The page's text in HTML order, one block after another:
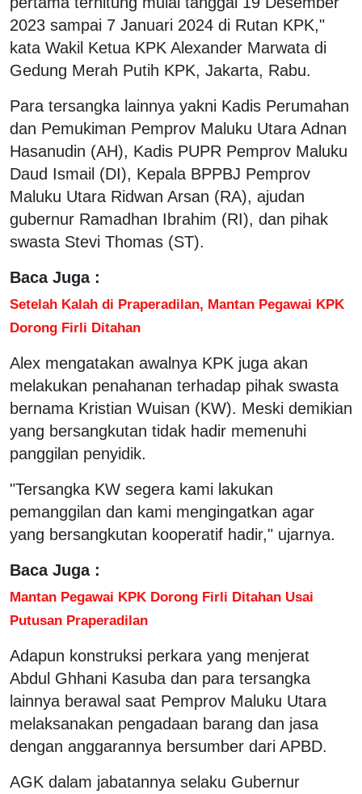
2023 sampai 7 Januari 2024 di Rutan KPK,"
kata Wakil Ketua KPK Alexander Marwata di
Gedung Merah Putih KPK, Jakarta, Rabu.
Para tersangka lainnya yakni Kadis Perumahan
dan Pemukiman Pemprov Maluku Utara Adnan
Hasanudin (AH), Kadis PUPR Pemprov Maluku
Daud Ismail (DI), Kepala BPPBJ Pemprov
Maluku Utara Ridwan Arsan (RA), ajudan
gubernur Ramadhan Ibrahim (RI), dan pihak
swasta Stevi Thomas (ST).
Baca Juga :
Setelah Kalah di Praperadilan, Mantan Pegawai KPK
Dorong Firli Ditahan
Alex mengatakan awalnya KPK juga akan
melakukan penahanan terhadap pihak swasta
bernama Kristian Wuisan (KW). Meski demikian
yang bersangkutan tidak hadir memenuhi
panggilan penyidik.
"Tersangka KW segera kami lakukan
pemanggilan dan kami mengingatkan agar
yang bersangkutan kooperatif hadir," ujarnya.
Baca Juga :
Mantan Pegawai KPK Dorong Firli Ditahan Usai
Putusan Praperadilan
Adapun konstruksi perkara yang menjerat
Abdul Ghhani Kasuba dan para tersangka
lainnya berawal saat Pemprov Maluku Utara
melaksanakan pengadaan barang dan jasa
dengan anggarannya bersumber dari APBD.
AGK dalam jabatannya selaku Gubernur